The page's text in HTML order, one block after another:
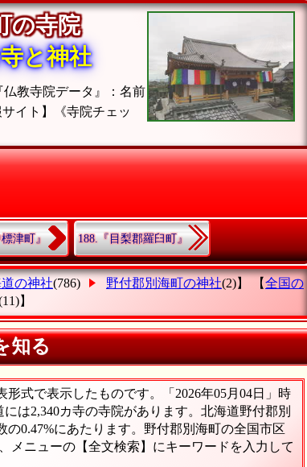
の寺院
と神社
仏教寺院データ』：名前
イト】《寺院チェッ
津町』 188.『目梨郡羅臼町』
の神社(786) 野付郡別海町の神社(2)】 【全国の
】
知る
式で表示したものです。「2026年05月04日」時
は2,340カ寺の寺院があります。北海道野付郡別
0.47%にあたります。野付郡別海町の全国市区
メニューの【全文検索】にキーワードを入力して